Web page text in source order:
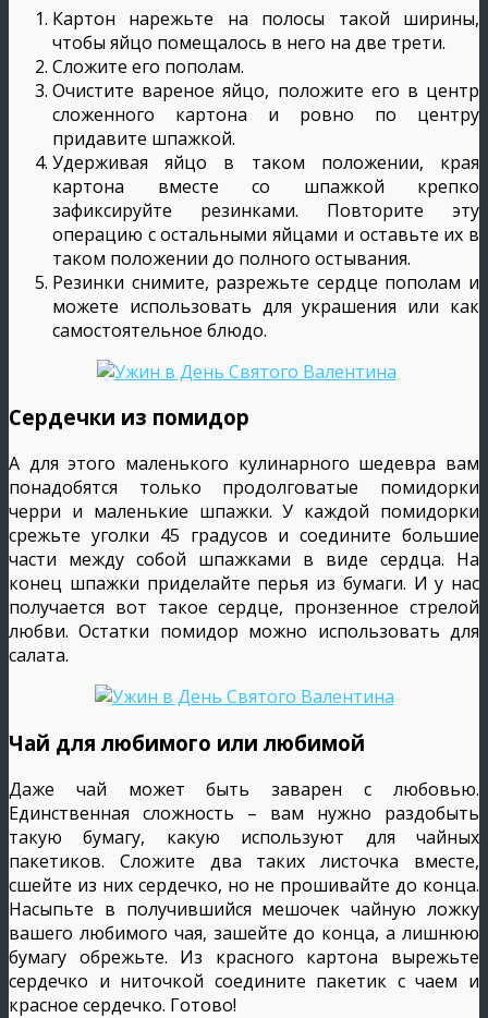
Картон нарежьте на полосы такой ширины,
чтобы яйцо помещалось в него на две трети.
Сложите его пополам.
Очистите вареное яйцо, положите его в центр
сложенного картона и ровно по центру
придавите шпажкой.
Удерживая яйцо в таком положении, края
картона вместе со шпажкой крепко
зафиксируйте резинками. Повторите эту
операцию с остальными яйцами и оставьте их в
таком положении до полного остывания.
Резинки снимите, разрежьте сердце пополам и
можете использовать для украшения или как
самостоятельное блюдо.
Сердечки из помидор
А для этого маленького кулинарного шедевра вам
понадобятся только продолговатые помидорки
черри и маленькие шпажки. У каждой помидорки
срежьте уголки 45 градусов и соедините большие
части между собой шпажками в виде сердца. На
конец шпажки приделайте перья из бумаги. И у нас
получается вот такое сердце, пронзенное стрелой
любви. Остатки помидор можно использовать для
салата.
Чай для любимого или любимой
Даже чай может быть заварен с любовью.
Единственная сложность – вам нужно раздобыть
такую бумагу, какую используют для чайных
пакетиков. Сложите два таких листочка вместе,
сшейте из них сердечко, но не прошивайте до конца.
Насыпьте в получившийся мешочек чайную ложку
вашего любимого чая, зашейте до конца, а лишнюю
бумагу обрежьте. Из красного картона вырежьте
сердечко и ниточкой соедините пакетик с чаем и
красное сердечко. Готово!